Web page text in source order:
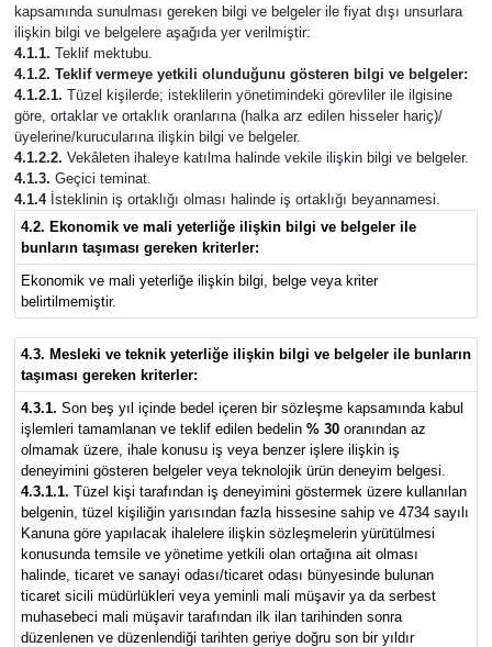
kapsamında sunulması gereken bilgi ve belgeler ile fiyat dışı unsurlara
ilişkin bilgi ve belgelere aşağıda yer verilmiştir:
4.1.1. Teklif mektubu.
4.1.2. Teklif vermeye yetkili olunduğunu gösteren bilgi ve belgeler:
4.1.2.1. Tüzel kişilerde; isteklilerin yönetimindeki görevliler ile ilgisine
göre, ortaklar ve ortaklık oranlarına (halka arz edilen hisseler hariç)/
üyelerine/kurucularına ilişkin bilgi ve belgeler.
4.1.2.2. Vekâleten ihaleye katılma halinde vekile ilişkin bilgi ve belgeler.
4.1.3. Geçici teminat.
4.1.4İsteklinin iş ortaklığı olması halinde iş ortaklığı beyannamesi.
4.2. Ekonomik ve mali yeterliğe ilişkin bilgi ve belgeler ile
bunların taşıması gereken kriterler:
Ekonomik ve mali yeterliğe ilişkin bilgi, belge veya kriter
belirtilmemiştir.
4.3. Mesleki ve teknik yeterliğe ilişkin bilgi ve belgeler ile bunların
taşıması gereken kriterler:
4.3.1. Son beş yıl içinde bedel içeren bir sözleşme kapsamında kabul
işlemleri tamamlanan ve teklif edilen bedelin % 30oranından az
olmamak üzere, ihale konusu iş veya benzer işlere ilişkin iş
deneyimini gösteren belgeler veya teknolojik ürün deneyim belgesi.
4.3.1.1. Tüzel kişi tarafından iş deneyimini göstermek üzere kullanılan
belgenin, tüzel kişiliğin yarısından fazla hissesine sahip ve 4734 sayılı
Kanuna göre yapılacak ihalelere ilişkin sözleşmelerin yürütülmesi
konusunda temsile ve yönetime yetkili olan ortağına ait olması
halinde, ticaret ve sanayi odası/ticaret odası bünyesinde bulunan
ticaret sicili müdürlükleri veya yeminli mali müşavir ya da serbest
muhasebeci mali müşavir tarafından ilk ilan tarihinden sonra
düzenlenen ve düzenlendiği tarihten geriye doğru son bir yıldır